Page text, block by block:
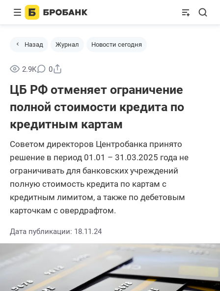
Назад Журнал Новости сегодня
2.9K 0
ЦБ РФ отменяет ограничение
полной стоимости кредита по
кредитным картам
Советом директоров Центробанка принято
решение в период 01.01 – 31.03.2025 года не
ограничивать для банковских учреждений
полную стоимость кредита по картам с
кредитным лимитом, а также по дебетовым
карточкам с овердрафтом.
Дата публикации: 18.11.24